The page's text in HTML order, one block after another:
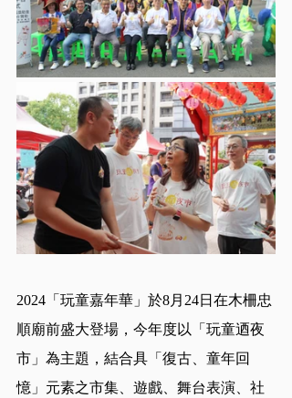
2024「玩童嘉年華」於8月24日在木柵忠
順廟前盛大登場，今年度以「玩童迺夜
市」為主題，結合具「復古、童年回
憶」元素之市集、遊戲、舞台表演、社